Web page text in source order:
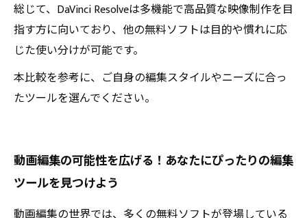
総じて、DaVinci Resolveは多機能で高品質な映像制作を目
指す方に向いており、他の無料ソフトは目的や慣れに応
じた使い分けが可能です。
本比較を参考に、ご自身の編集スタイルやニーズに合っ
たツールを選んでください。
動画編集の可能性を広げる！あなたにぴったりの編集
ツールを見つけよう